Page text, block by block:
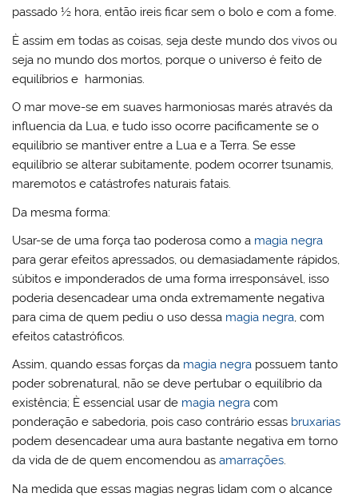
passado ½ hora, então ireis ficar sem o bolo e com a fome.
È assim em todas as coisas, seja deste mundo dos vivos ou
seja no mundo dos mortos, porque o universo é feito de
equilíbrios e harmonias.
O mar move-se em suaves harmoniosas marés através da
influencia da Lua, e tudo isso ocorre pacificamente se o
equilíbrio se mantiver entre a Lua e a Terra. Se esse
equilíbrio se alterar subitamente, podem ocorrer tsunamis,
maremotos e catástrofes naturais fatais.
Da mesma forma:
Usar-se de uma força tao poderosa como a magia negra
para gerar efeitos apressados, ou demasiadamente rápidos,
súbitos e imponderados de uma forma irresponsável, isso
poderia desencadear uma onda extremamente negativa
para cima de quem pediu o uso dessa magia negra, com
efeitos catastróficos.
Assim, quando essas forças da magia negra possuem tanto
poder sobrenatural, não se deve pertubar o equilíbrio da
existência; È essencial usar de magia negra com
ponderação e sabedoria, pois caso contrário essas bruxarias
podem desencadear uma aura bastante negativa em torno
da vida de de quem encomendou asamarrações.
Na medida que essas magias negras lidam com o alcance